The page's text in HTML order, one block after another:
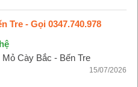
Tre - Gọi 0347.740.978
Mỏ Cày Bắc - Bến Tre
15/07/2026